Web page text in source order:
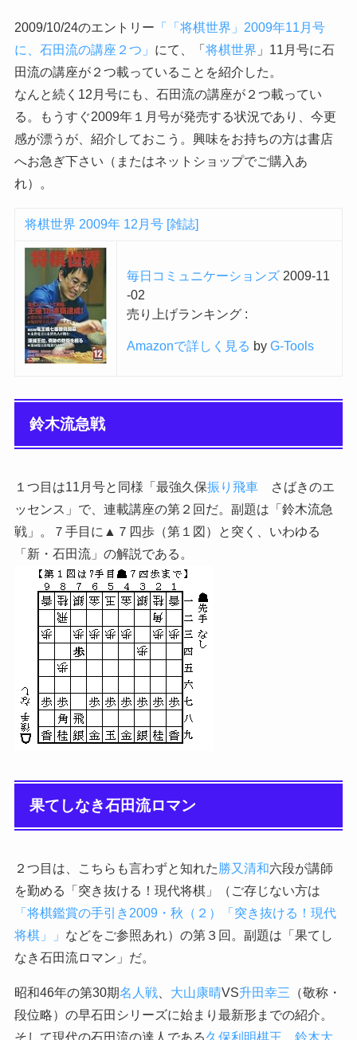
2009/10/24のエントリー 「「将棋世界」2009年11月号
に、石田流の講座２つ」 にて、「 将棋世界 」11月号に石
田流の講座が２つ載っていることを紹介した。
なんと続く12月号にも、石田流の講座が２つ載ってい
る。もうすぐ2009年１月号が発売する状況であり、今更
感が漂うが、紹介しておこう。興味をお持ちの方は書店
へお急ぎ下さい（またはネットショップでご購入あ
れ）。
将棋世界 2009年 12月号 [雑誌]
毎日コミュニケーションズ2009-11
-02
売り上げランキング :
Amazonで詳しく見る by G-Tools
鈴木流急戦
１つ目は11月号と同様「最強久保振り飛車さばきのエ
ッセンス」で、連載講座の第２回だ。副題は「鈴木流急
戦」。７手目に▲７四歩（第１図）と突く、いわゆる
「新・石田流」の解説である。
果てしなき石田流ロマン
２つ目は、こちらも言わずと知れた勝又清和六段が講師
を勤める「突き抜ける！現代将棋」（ご存じない方は
「将棋鑑賞の手引き2009・秋（２）「突き抜ける！現代
将棋」」 などをご参照あれ）の第３回。副題は「果てし
なき石田流ロマン」だ。
昭和46年の第30期名人戦、 大山康晴VS升田幸三 （敬称・
段位略）の早石田シリーズに始まり最新形までの紹介。